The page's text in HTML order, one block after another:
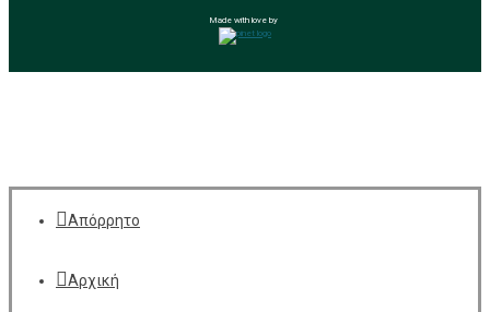
Made with love by
Απόρρητο
Αρχική